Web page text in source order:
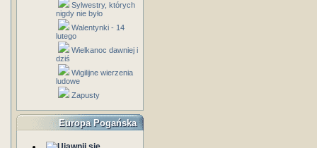
Sylwestry, których
nigdy nie było
Walentynki - 14
lutego
Wielkanoc dawniej i
dziś
Wigilijne wierzenia
ludowe
Zapusty
Europa Pogańska